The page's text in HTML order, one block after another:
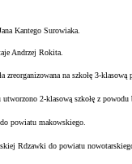
Kantego Surowiaka.
Andrzej Rokita.
zreorganizowana naszkołę 3-klasową
utworzono 2-klasowąszkołę z
powiatu makowskiego.
Rdzawki do powiatu